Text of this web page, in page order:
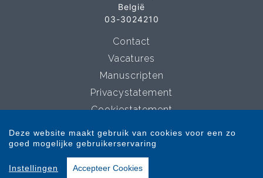
België
03-3024210
Contact
Vacatures
Manuscripten
Privacystatement
Cookiestatement
Copyright © 2007-2026 Overamstel Uitgevers - Alle rechten voorbehouden -
Ontwerp door
Deze website maakt gebruik van cookies voor een zo
goed mogelijke gebruikerservaring
Instellingen Accepteer Cookies